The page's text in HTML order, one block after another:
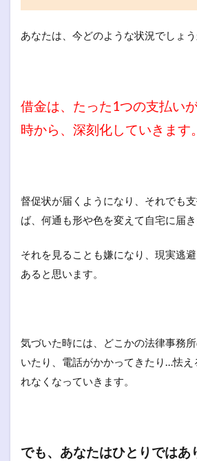
あなたは、今どのような状況でしょう
借金は、たった1つの支払い
時から、深刻化していきます。
督促状が届くようになり、それでも
ば、何通も形や色を変えて自宅に届き
それを見ることも嫌になり、現実逃
あると思います。
気づいた時には、どこかの法律事務
いたり、電話がかかってきたり…怯え
れなくなっていきます。
でも、あなたはひとりではあ